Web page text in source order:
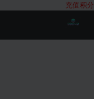
充值积分